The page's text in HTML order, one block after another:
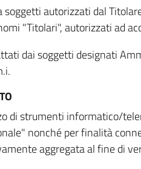
autorizzati dal
"Titolari", autorizzati ad
dai soggetti designati
di strumenti informatico/
nonché per finalità
aggregata al fine di